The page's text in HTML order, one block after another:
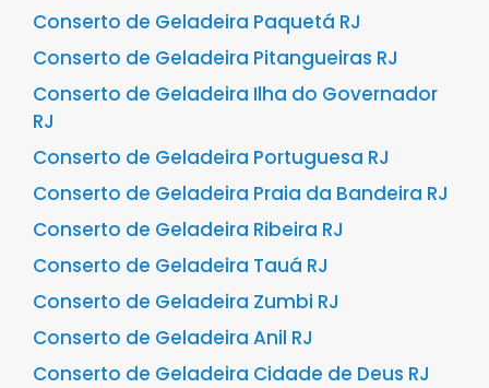
Conserto de Geladeira Paquetá RJ
Conserto de Geladeira Pitangueiras RJ
Conserto de Geladeira Ilha do Governador
RJ
Conserto de Geladeira Portuguesa RJ
Conserto de Geladeira Praia da Bandeira RJ
Conserto de Geladeira Ribeira RJ
Conserto de Geladeira Tauá RJ
Conserto de Geladeira Zumbi RJ
Conserto de Geladeira Anil RJ
Conserto de Geladeira Cidade de Deus RJ